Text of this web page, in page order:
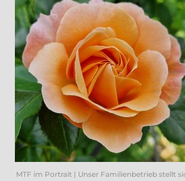
MTF im Portrait | Unser Familienbetrieb stellt